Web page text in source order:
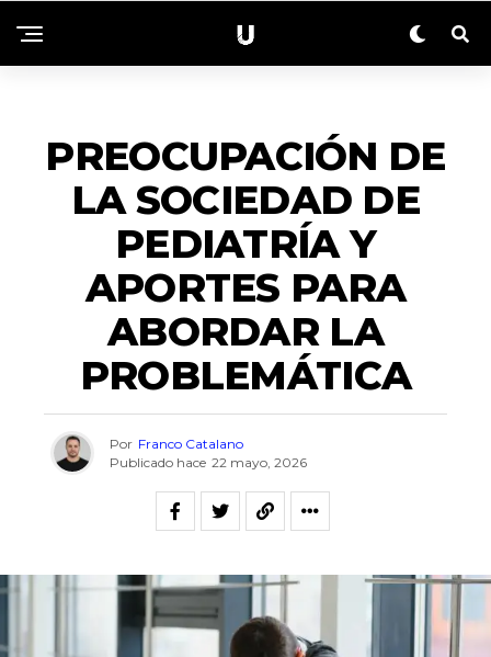
PREOCUPACIÓN DE
LA SOCIEDAD DE
PEDIATRÍA Y
APORTES PARA
ABORDAR LA
PROBLEMÁTICA
Por Franco Catalano
Publicado hace 22 mayo, 2026